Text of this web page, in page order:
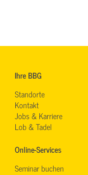
Ihre BBG
Standorte
Kontakt
Jobs & Karriere
Lob & Tadel
Online-Services
Seminar buchen